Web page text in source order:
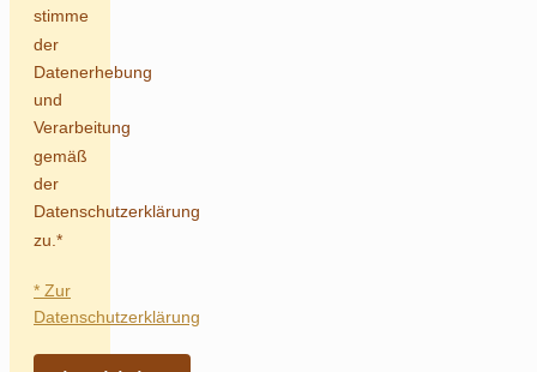
stimme
der
Datenerhebung
und
Verarbeitung
gemäß
der
Datenschutzerklärung
zu.*
* Zur
Datenschutzerklärung